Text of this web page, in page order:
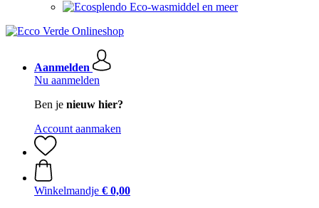
Eco-wasmiddel en meer
Aanmelden
Nu aanmelden
Ben je nieuw hier?
Account aanmaken
Winkelmandje € 0,00